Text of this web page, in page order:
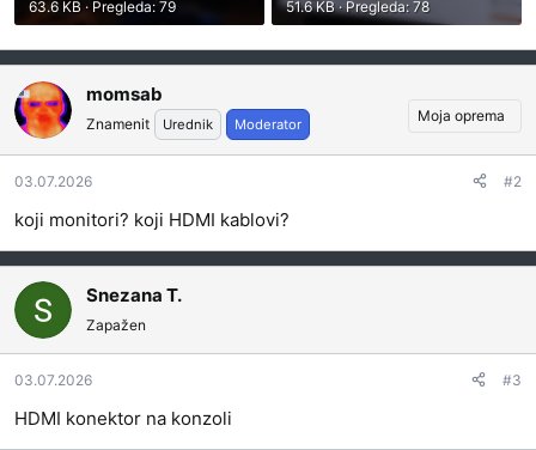
63.6 KB · Pregleda: 79
51.6 KB · Pregleda: 78
momsab
Znamenit Urednik Moderator Moja oprema
03.07.2026 #2
koji monitori? koji HDMI kablovi?
Snezana T.
Zapažen
03.07.2026 #3
HDMI konektor na konzoli